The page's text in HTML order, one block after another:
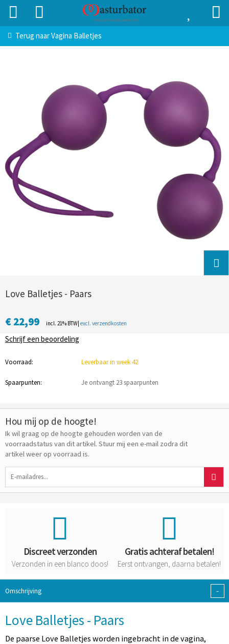
Terug naarVagina Balletjes
Love Balletjes - Paars
€ 22,99 incl. 21% BTW| excl. verzendkosten
Schrijf een beoordeling
Voorraad: Leverbaar in week 42
Spaarpunten: Je ontvangt 23 spaarpunten
Hou mij op de hoogte!
Ik wil graag op de hoogte gehouden worden van de
voorraadstatus van dit artikel. Stuur mij een e-mail zodra dit
artikel weer op voorraad is.
Discreet verzonden
Verzonden in een blanco doos!
Gratis achteraf betalen!
Eerst ontvangen, daarna betalen!
Omschrijving -
Love Balletjes - Paars
De paarse Love Balletjes worden ingebracht in de vagina,